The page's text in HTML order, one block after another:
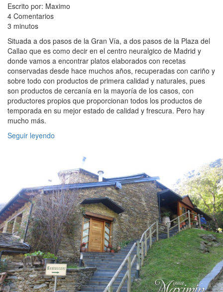
Escrito por: Maximo
4 Comentarios
3 minutos
Situada a dos pasos de la Gran Vía, a dos pasos de la Plaza del
Callao que es como decir en el centro neuralgico de Madrid y
donde vamos a encontrar platos elaborados con recetas
conservadas desde hace muchos años, recuperadas con cariño y
sobre todo con productos de primera calidad y naturales, pues
son productos de cercanía en la mayoría de los casos, con
productores propios que proporcionan todos los productos de
temporada en su mejor estado de calidad y frescura. Pero hay
mucho más.
Seguir leyendo